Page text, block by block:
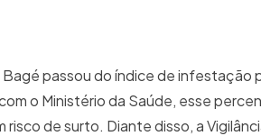
passou do índice de infestação
o Ministério da Saúde, esse
risco de surto. Diante disso, a